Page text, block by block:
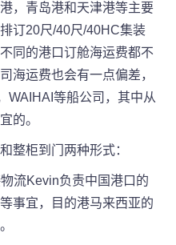
，青岛港和天津港等主要
订20尺/40尺/40HC集装
同的港口订舱海运费都不
海运费也会有一点偏差，
WAIHAI等船公司，其中从
的。
整柜到门两种形式：
流Kevin负责中国港口的
事宜，目的港马来西亚的